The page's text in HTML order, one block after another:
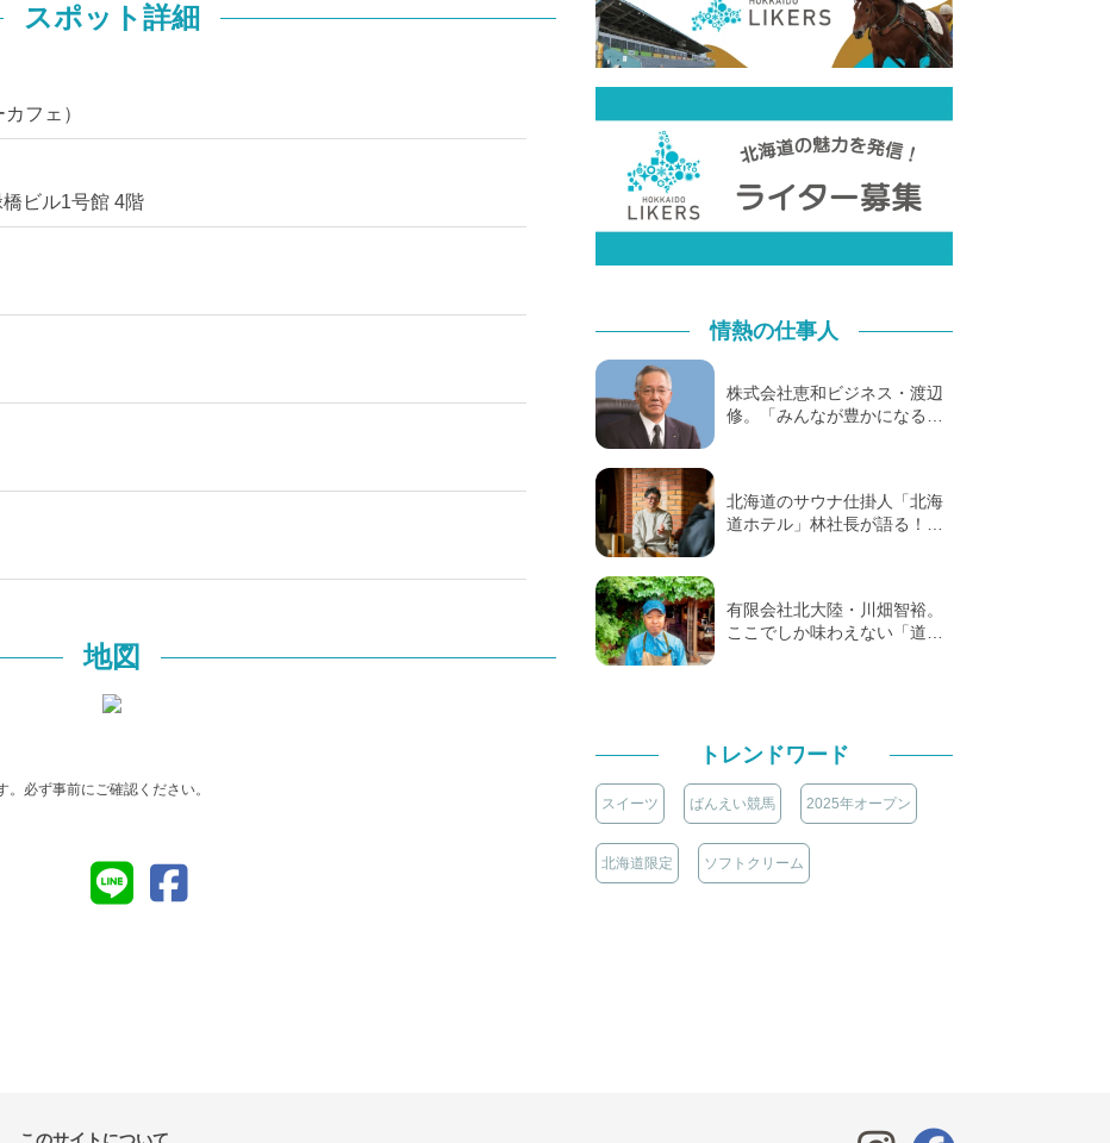
スポット詳細
フェ）
ビル1号館 4階
地図
必ず事前にご確認ください。
情熱の仕事人
株式会社恵和ビジネス・渡辺
修。「みんなが豊かになる…
北海道のサウナ仕掛人「北海
道ホテル」林社長が語る！…
有限会社北大陸・川畑智裕。
ここでしか味わえない「道…
トレンドワード
スイーツ ばんえい競馬 2025年オープン
北海道限定 ソフトクリーム